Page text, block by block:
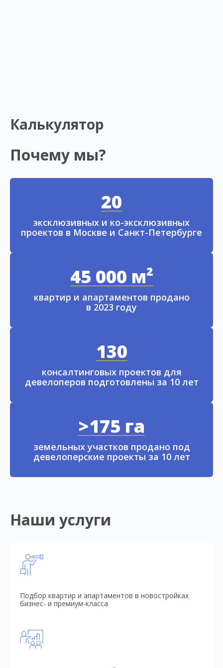
Калькулятор
Почему мы?
20
эксклюзивных и ко-эксклюзивных
проектов в Москве и Санкт-Петербурге
45 000 м²
квартир и апартаментов продано
в 2023 году
130
консалтинговых проектов для
девелоперов подготовлены за 10 лет
>175 га
земельных участков продано под
девелоперские проекты за 10 лет
Наши услуги
Подбор квартир и апартаментов в новостройках
бизнес- и премиум-класса